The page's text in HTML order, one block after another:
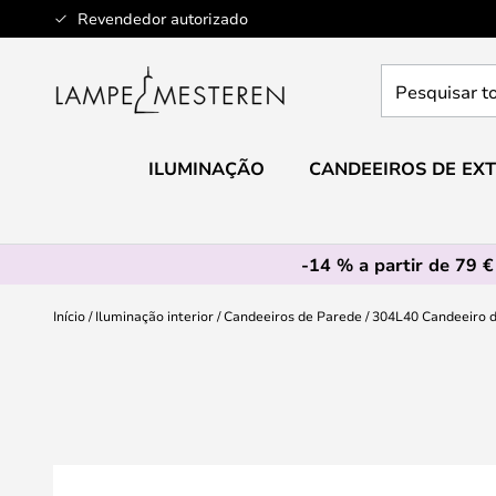
Revendedor autorizado
Ir
para
Conteúdo
toda
loja
ILUMINAÇÃO CANDEEIROS DE
-14 % a partir de 79 €
Início Iluminação interior Candeeiros de Parede 304L40 Candeeiro